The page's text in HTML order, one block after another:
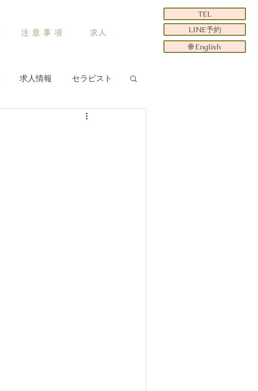
TEL
LINE予約
注 意 事 項 求人
🌐 English
求人情報 セラピスト